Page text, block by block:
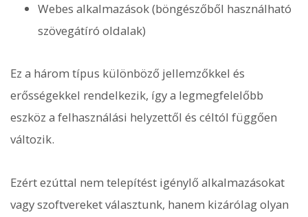
Webes alkalmazások (böngészőből használható
szövegátíró oldalak)
Ez a három típus különböző jellemzőkkel és
erősségekkel rendelkezik, így a legmegfelelőbb
eszköz a felhasználási helyzettől és céltól függően
változik.
Ezért ezúttal nem telepítést igénylő alkalmazásokat
vagy szoftvereket választunk, hanem kizárólag olyan